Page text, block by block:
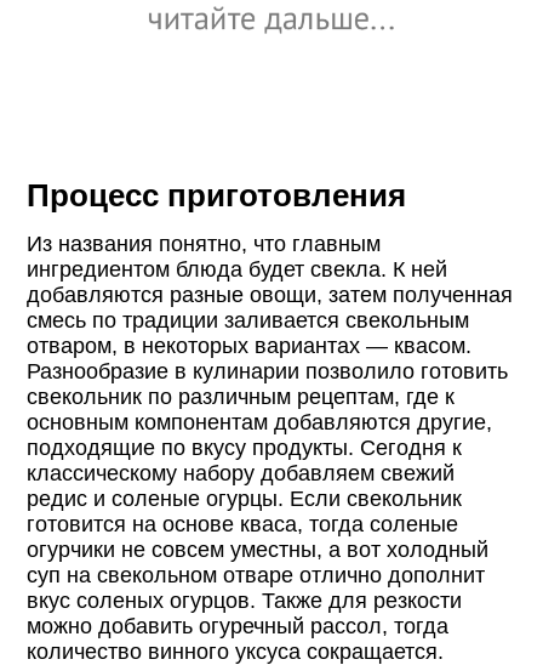
Процесс приготовления
Из названия понятно, что главным
ингредиентом блюда будет свекла. К ней
добавляются разные овощи, затем полученная
смесь по традиции заливается свекольным
отваром, в некоторых вариантах — квасом.
Разнообразие в кулинарии позволило готовить
свекольник по различным рецептам, где к
основным компонентам добавляются другие,
подходящие по вкусу продукты. Сегодня к
классическому набору добавляем свежий
редис и соленые огурцы. Если свекольник
готовится на основе кваса, тогда соленые
огурчики не совсем уместны, а вот холодный
суп на свекольном отваре отлично дополнит
вкус соленых огурцов. Также для резкости
можно добавить огуречный рассол, тогда
количество винного уксуса сокращается.